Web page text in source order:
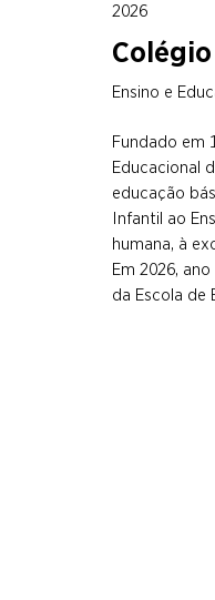
2026
Ensino e
Fundado em
Educacional
educação
Infantil ao
humana, à
Em 2026,
da Escola de